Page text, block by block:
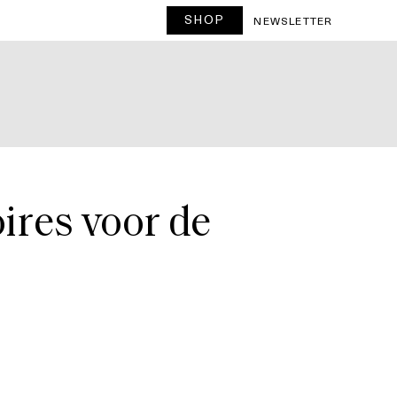
SHOP NEWSLETTER
voor de